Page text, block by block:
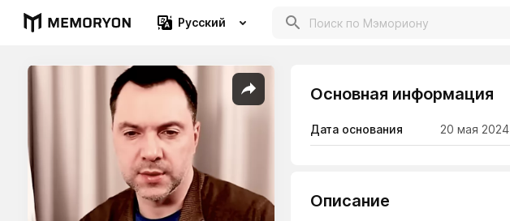
Русский
Основная информация
Дата основания 20 мая 2024
Описание